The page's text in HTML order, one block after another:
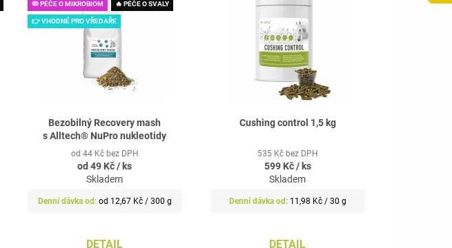
E
N
Í
P
R
U
K
T
Ů
🦠 PÉČE O MIKROBIOM 🔥 PÉČE O SVALY
👉 VHODNÉ PRO VŘEDAŘE
Bezobilný Recovery mash
s Alltech® NuPro nukleotidy
od 44 Kč bez DPH
od49 Kč / ks
Skladem
Měrná
od 12,67 Kč / 300 g
DETAIL
Cushing control 1,5 kg
535 Kč bez DPH
599 Kč/ ks
Skladem
Měrná
11,98 Kč / 30 g
DETAIL
792 Kč